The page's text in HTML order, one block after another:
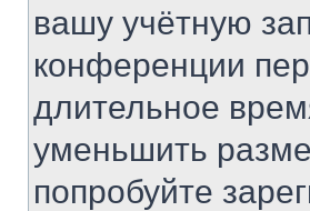
вашу учётную
конференции
длительное
уменьшить
попробуйте